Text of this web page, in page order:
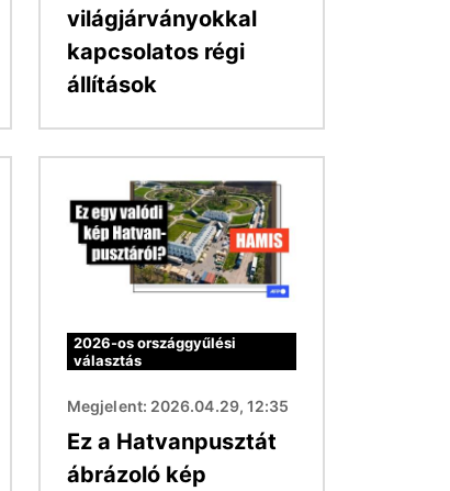
világjárványokkal
kapcsolatos régi
állítások
2026-os országgyűlési
választás
Megjelent: 2026.04.29, 12:35
Ez a Hatvanpusztát
ábrázoló kép